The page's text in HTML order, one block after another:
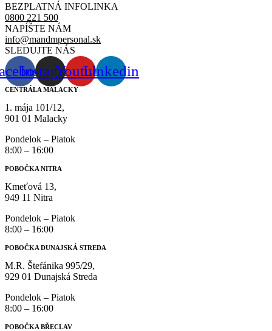
BEZPLATNÁ INFOLINKA
0800 221 500
NAPÍŠTE NÁM
info@mandmpersonal.sk
SLEDUJTE NÁS
InstagramYoutubeLinkedin
CENTRÁLA MALACKY
1. mája 101/12,
901 01 Malacky
Pondelok – Piatok
8:00 – 16:00
POBOČKA NITRA
Kmeťová 13,
949 11 Nitra
Pondelok – Piatok
8:00 – 16:00
POBOČKA DUNAJSKÁ STREDA
M.R. Štefánika 995/29,
929 01 Dunajská Streda
Pondelok – Piatok
8:00 – 16:00
POBOČKA BŘECLAV